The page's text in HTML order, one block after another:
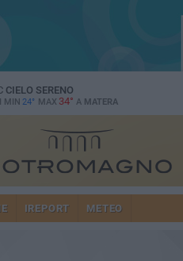
CIELO SERENO
MIN 24° MAX 34° A MATERA
IREPORT METEO